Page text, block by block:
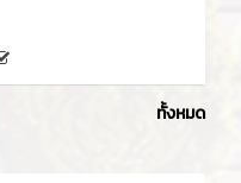
ทั้งหมด